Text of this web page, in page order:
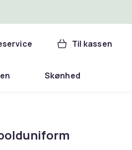
Til kassen
Skønhed